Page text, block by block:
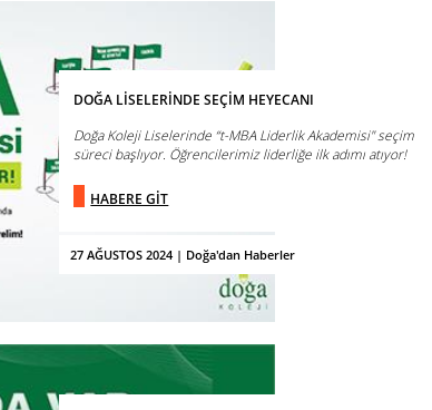
27 AĞUSTOS 2024 | Doğa'dan Haberler
DOĞA LİSELERİNDE SEÇİM HEYECANI
Doğa Koleji Liselerinde “t-MBA Liderlik Akademisi" seçim
süreci başlıyor. Öğrencilerimiz liderliğe ilk adımı atıyor!
HABERE GİT